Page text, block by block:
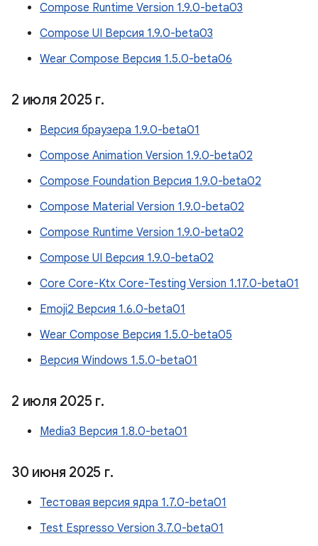
Compose Runtime Version 1.9.0-beta03
Compose UI Версия 1.9.0-beta03
Wear Compose Версия 1.5.0-beta06
2 июля 2025 г.
Версия браузера 1.9.0-beta01
Compose Animation Version 1.9.0-beta02
Compose Foundation Версия 1.9.0-beta02
Compose Material Version 1.9.0-beta02
Compose Runtime Version 1.9.0-beta02
Compose UI Версия 1.9.0-beta02
Core Core-Ktx Core-Testing Version 1.17.0-beta01
Emoji2 Версия 1.6.0-beta01
Wear Compose Версия 1.5.0-beta05
Версия Windows 1.5.0-beta01
2 июля 2025 г.
Media3 Версия 1.8.0-beta01
30 июня 2025 г.
Тестовая версия ядра 1.7.0-beta01
Test Espresso Version 3.7.0-beta01